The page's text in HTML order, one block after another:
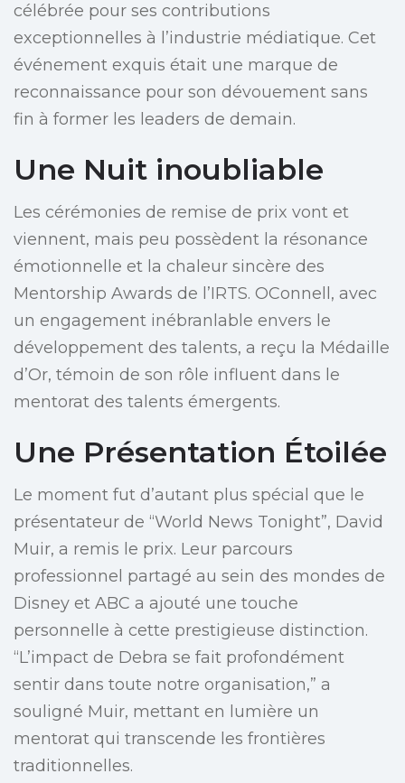
célébrée pour ses contributions
exceptionnelles à l’industrie médiatique. Cet
événement exquis était une marque de
reconnaissance pour son dévouement sans
fin à former les leaders de demain.
Une Nuit inoubliable
Les cérémonies de remise de prix vont et
viennent, mais peu possèdent la résonance
émotionnelle et la chaleur sincère des
Mentorship Awards de l’IRTS. OConnell, avec
un engagement inébranlable envers le
développement des talents, a reçu la Médaille
d’Or, témoin de son rôle influent dans le
mentorat des talents émergents.
Une Présentation Étoilée
Le moment fut d’autant plus spécial que le
présentateur de “World News Tonight”, David
Muir, a remis le prix. Leur parcours
professionnel partagé au sein des mondes de
Disney et ABC a ajouté une touche
personnelle à cette prestigieuse distinction.
“L’impact de Debra se fait profondément
sentir dans toute notre organisation,” a
souligné Muir, mettant en lumière un
mentorat qui transcende les frontières
traditionnelles.